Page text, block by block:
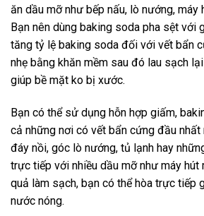
ăn dầu mỡ như bếp nấu, lò nướng, máy
Bạn nên dùng baking soda pha sệt với
tăng tỷ lệ baking soda đối với vết bẩn
nhẹ bằng khăn mềm sau đó lau sạch
giúp bề mặt ko bị xước.
Bạn có thể sử dụng hỗn hợp giấm,
cả những nơi có vết bẩn cứng đầu nhất
đáy nồi, góc lò nướng, tủ lạnh hay
trực tiếp với nhiều dầu mỡ như máy hút
quả làm sạch, bạn có thể hòa trực tiếp
nước nóng.